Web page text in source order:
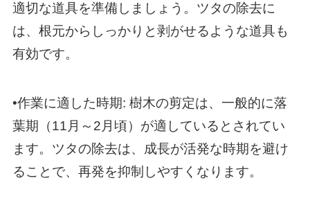
適切な道具を準備しましょう。ツタの除去に
は、根元からしっかりと剥がせるような道具も
有効です。
•作業に適した時期: 樹木の剪定は、一般的に落
葉期（11月～2月頃）が適しているとされてい
ます。ツタの除去は、成長が活発な時期を避け
ることで、再発を抑制しやすくなります。